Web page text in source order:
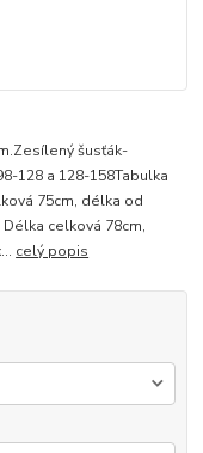
šusťák-
128 a 128-158Tabulka
75cm, délka od
celková 78cm,
celý popis